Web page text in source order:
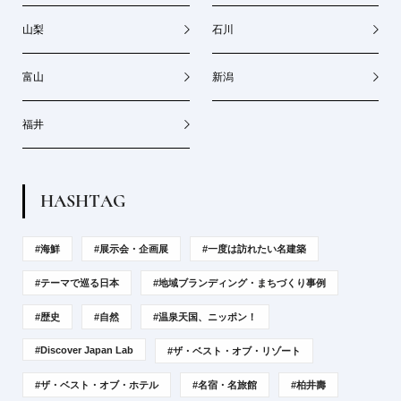
山梨 石川
富山 新潟
福井
HASHTAG
#海鮮 #展示会・企画展 #一度は訪れたい名建築
#テーマで巡る日本 #地域ブランディング・まちづくり事例
#歴史 #自然 #温泉天国、ニッポン！
#Discover Japan Lab #ザ・ベスト・オブ・リゾート
#ザ・ベスト・オブ・ホテル #名宿・名旅館 #柏井壽